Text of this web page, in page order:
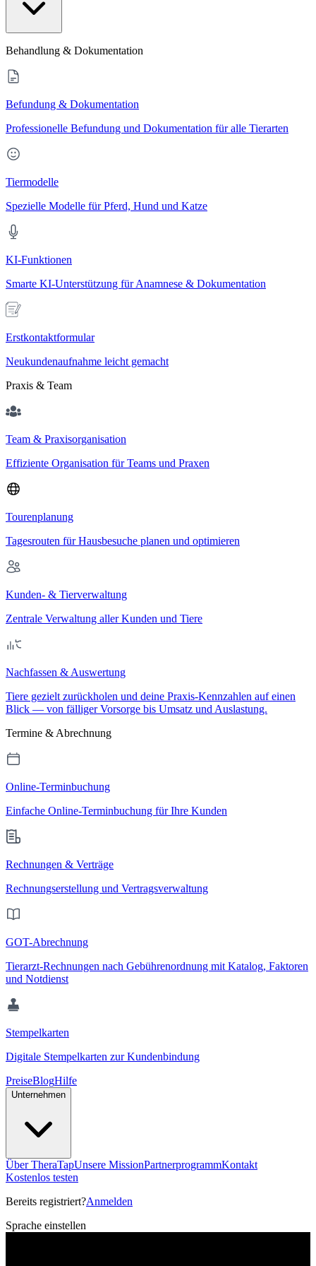
Behandlung & Dokumentation
Befundung & Dokumentation
Professionelle Befundung und Dokumentation für alle Tierarten
Tiermodelle
Spezielle Modelle für Pferd, Hund und Katze
KI-Funktionen
Smarte KI-Unterstützung für Anamnese & Dokumentation
Erstkontaktformular
Neukundenaufnahme leicht gemacht
Praxis & Team
Team & Praxisorganisation
Effiziente Organisation für Teams und Praxen
Tourenplanung
Tagesrouten für Hausbesuche planen und optimieren
Kunden- & Tierverwaltung
Zentrale Verwaltung aller Kunden und Tiere
Nachfassen & Auswertung
Tiere gezielt zurückholen und deine Praxis-Kennzahlen auf einen
Blick — von fälliger Vorsorge bis Umsatz und Auslastung.
Termine & Abrechnung
Online-Terminbuchung
Einfache Online-Terminbuchung für Ihre Kunden
Rechnungen & Verträge
Rechnungserstellung und Vertragsverwaltung
GOT-Abrechnung
Tierarzt-Rechnungen nach Gebührenordnung mit Katalog, Faktoren
und Notdienst
Stempelkarten
Digitale Stempelkarten zur Kundenbindung
PreiseBlogHilfe
Unternehmen
Über TheraTapUnsere MissionPartnerprogrammKontakt
Kostenlos testen
Bereits registriert?Anmelden
Sprache einstellen